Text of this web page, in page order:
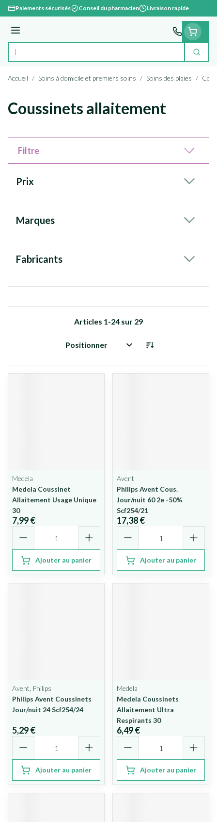
Aller au contenu
Paiements sécurisés Conseil du pharmacien Livraison rapide
Menu
Rechercher
Accueil / Soins à domicile et premiers soins / Soins des plaies /
Coussinets allaitement
Filtre
Prix
Marques
Fabricants
Articles 1-24 sur 29
Trier par:
Medela
Medela Coussinet
Allaitement Usage Unique
30
7,99 €
Ajouter au panier
Avent
Philips Avent Cous.
Jour/nuit 60 2e -50%
Scf254/21
17,38 €
Ajouter au panier
Avent, Philips
Philips Avent Coussinets
Jour/nuit 24 Scf254/24
5,29 €
Ajouter au panier
Medela
Medela Coussinets
Allaitement Ultra
Respirants 30
6,49 €
Ajouter au panier